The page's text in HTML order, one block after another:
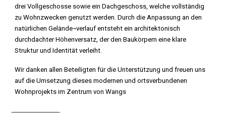
drei Vollgeschosse sowie ein Dachgeschoss, welche vollständig
zu Wohnzwecken genutzt werden. Durch die Anpassung an den
natürlichen Gelände¬verlauf entsteht ein architektonisch
durchdachter Höhenversatz, der den Baukörpern eine klare
Struktur und Identität verleiht.
Wir danken allen Beteiligten für die Unterstützung und freuen uns
auf die Umsetzung dieses modernen und ortsverbundenen
Wohnprojekts im Zentrum von Wangs